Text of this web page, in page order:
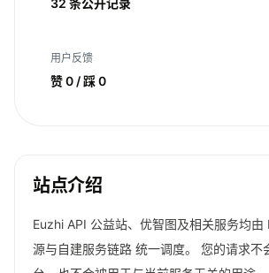
32 条公开记录
用户反馈
赞 0 / 踩 0
站点介绍
Euzhi API 公益站、优智图及相关服务均由
源与自建服务链路 统一调度。 您的请求不